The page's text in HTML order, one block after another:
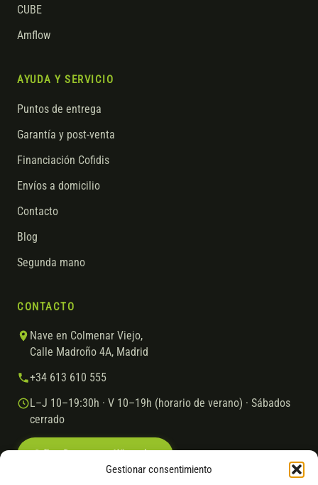
Gestionar consentimiento
CUBE
Amflow
AYUDA Y SERVICIO
Puntos de entrega
Garantía y post-venta
Financiación Cofidis
Envíos a domicilio
Contacto
Blog
Segunda mano
CONTACTO
Nave en Colmenar Viejo,
Calle Madroño 4A, Madrid
+34 613 610 555
L–J 10–19:30h · V 10–19h (horario de verano) · Sábados
cerrado